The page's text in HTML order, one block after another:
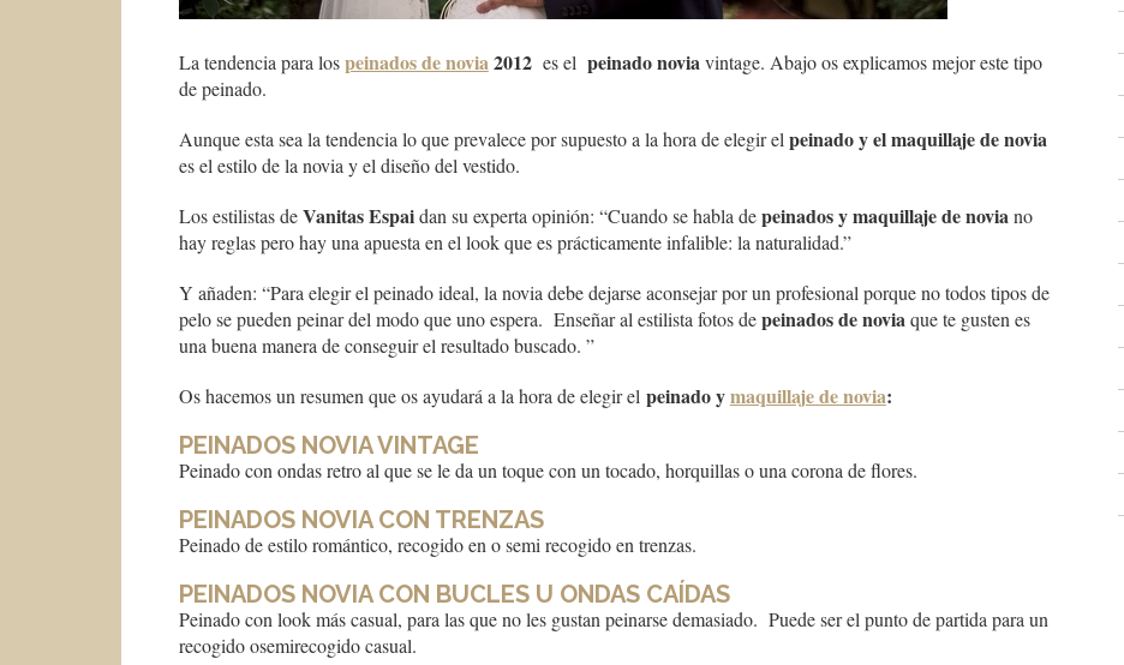
La tendencia para lospeinados de novia 2012es el peinado novia vintage. Abajo os explicamos mejor este tipo
de peinado.
Aunque esta sea la tendencia lo que prevalece por supuesto a la hora de elegir el peinado y el maquillaje de novia
es el estilo de la novia y el diseño del vestido.
Los estilistas deVanitas Espaidan su experta opinión: “Cuando se habla depeinados y maquillaje de novia no
hay reglas pero hay una apuesta en el look que es prácticamente infalible: la naturalidad.”
Y añaden: “Para elegir el peinado ideal, la novia debe dejarse aconsejar por un profesional porque no todos tipos de
pelo se pueden peinar del modo que uno espera. Enseñar al estilista fotos depeinados de novia que te gusten es
una buena manera de conseguir el resultado buscado. ”
Os hacemos un resumen que os ayudará a la hora de elegir el peinado ymaquillaje de novia:
PEINADOS NOVIA VINTAGE
Peinado con ondas retro al que se le da un toque con un tocado, horquillas o una corona de flores.
PEINADOS NOVIA CON TRENZAS
Peinado de estilo romántico, recogido en o semi recogido en trenzas.
PEINADOS NOVIA CON BUCLES U ONDAS CAÍDAS
Peinado con look más casual, para las que no les gustan peinarse demasiado. Puede ser el punto de partida para un
recogido osemirecogido casual.